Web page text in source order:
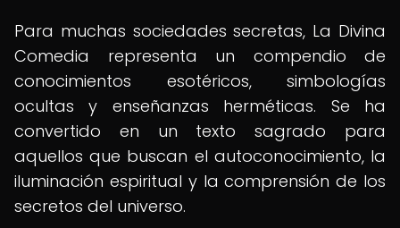
Para muchas sociedades secretas, La Divina
Comedia representa un compendio de
conocimientos esotéricos, simbologías
ocultas y enseñanzas herméticas. Se ha
convertido en un texto sagrado para
aquellos que buscan el autoconocimiento, la
iluminación espiritual y la comprensión de los
secretos del universo.